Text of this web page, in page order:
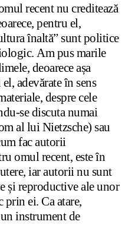
recent nu creditează
pentru el,
înaltă” sunt politice
Am pus marile
deoarece așa
adevărate în sens
despre cele
se discuta numai
al lui Nietzsche) sau
fac autorii
omul recent, este în
iar autorii nu sunt
și reproductive ale unor
prin ei. Ca atare,
instrument de